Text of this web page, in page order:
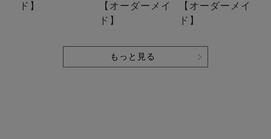
ド】
【オーダーメイ
ド】
【オーダーメイ
ド】
もっと見る